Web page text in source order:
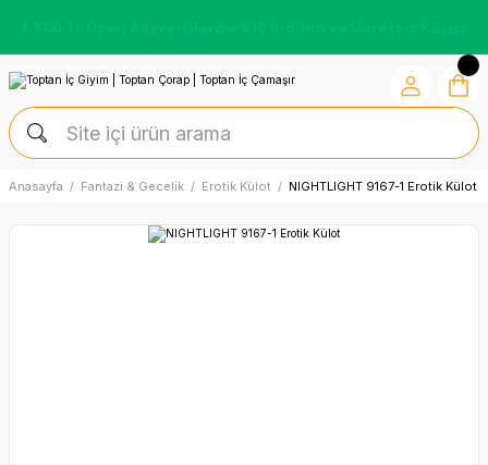
Anasayfa Fantazi & Gecelik Erotik Külot NIGHTLIGHT 9167-1 Erotik Külot